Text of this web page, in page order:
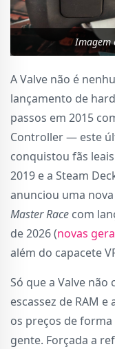
Imagem
A Valve não é
lançamento de
passos em 2015
Controller — este
conquistou fãs
2019 e a Steam
anunciou uma
Master Race com
de 2026 (novas
além do capacete
Só que a Valve
escassez de RAM
os preços de
gente. Forçada a